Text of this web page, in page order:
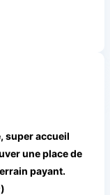
super accueil
une place de
payant.